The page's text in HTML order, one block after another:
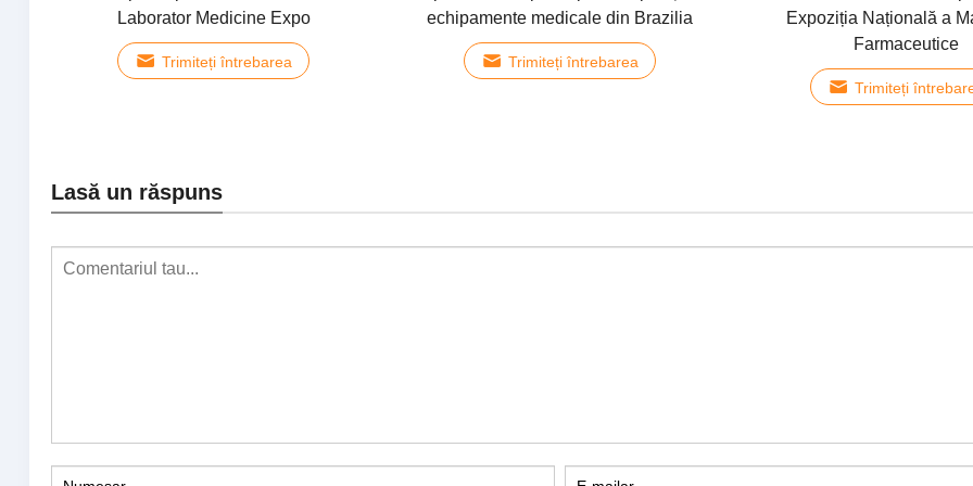
Laborator Medicine Expo
Trimiteți întrebarea
echipamente medicale din Brazilia
Trimiteți întrebarea
Expoziția Națională a
Farmaceutice
Trimiteți
Lasă un răspuns